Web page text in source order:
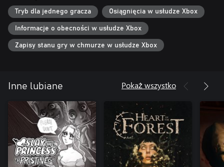
Tryb dla jednego gracza Osiągnięcia w usłudze Xbox
Informacje o obecności w usłudze Xbox
Zapisy stanu gry w chmurze w usłudze Xbox
Inne lubiane Pokaż wszystko